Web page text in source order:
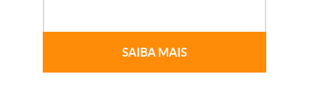
SAIBA MAIS